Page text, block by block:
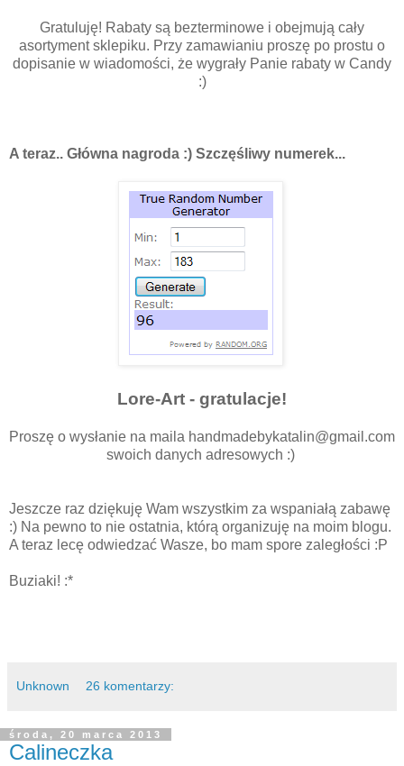
Gratuluję! Rabaty są bezterminowe i obejmują cały
asortyment sklepiku. Przy zamawianiu proszę po prostu o
dopisanie w wiadomości, że wygrały Panie rabaty w Candy
:)
A teraz.. Główna nagroda :) Szczęśliwy numerek...
Lore-Art - gratulacje!
Proszę o wysłanie na maila handmadebykatalin@gmail.com
swoich danych adresowych :)
Jeszcze raz dziękuję Wam wszystkim za wspaniałą zabawę
:) Na pewno to nie ostatnia, którą organizuję na moim blogu.
A teraz lecę odwiedzać Wasze, bo mam spore zaległości :P
Buziaki! :*
Unknown 26 komentarzy:
środa, 20 marca 2013
Calineczka